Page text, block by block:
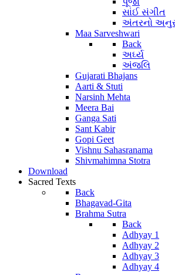
સાંઈ સંગીત
અંતરનો
Maa Sarveshwari
Back
અર્ઘ્ય
અંજલિ
Gujarati Bhajans
Aarti & Stuti
Narsinh Mehta
Meera Bai
Ganga Sati
Sant Kabir
Gopi Geet
Vishnu Sahasranama
Shivmahimna Stotra
Download
Sacred Texts
Back
Bhagavad-Gita
Brahma Sutra
Back
Adhyay 1
Adhyay 2
Adhyay 3
Adhyay 4